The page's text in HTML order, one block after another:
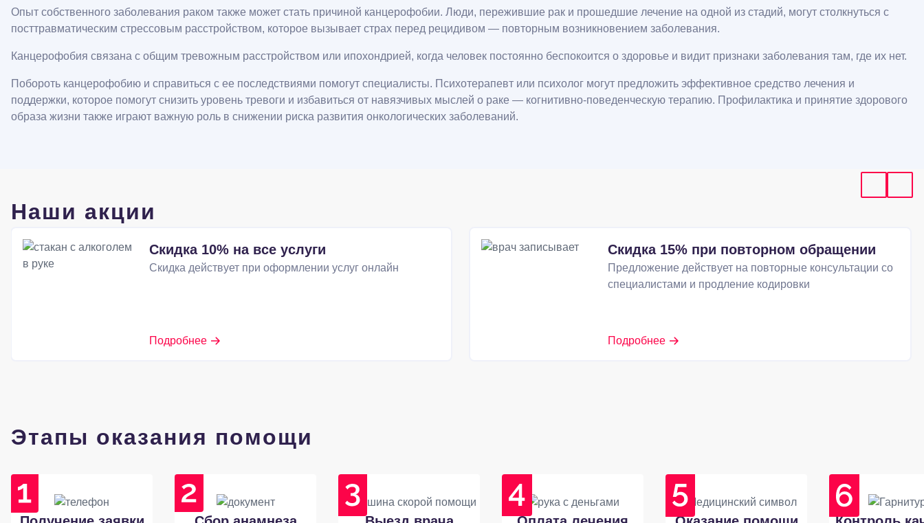
Опыт собственного заболевания раком также может стать причиной канцерофобии. Люди, пережившие рак и прошедшие лечение на одной из стадий, могут столкнуться с
посттравматическим стрессовым расстройством, которое вызывает страх перед рецидивом — повторным возникновением заболевания.
Канцерофобия связана с общим тревожным расстройством или ипохондрией, когда человек постоянно беспокоится о здоровье и видит признаки заболевания там, где их нет.
Побороть канцерофобию и справиться с ее последствиями помогут специалисты. Психотерапевт или психолог могут предложить эффективное средство лечения и
поддержки, которое помогут снизить уровень тревоги и избавиться от навязчивых мыслей о раке — когнитивно-поведенческую терапию. Профилактика и принятие здорового
образа жизни также играют важную роль в снижении риска развития онкологических заболеваний.
Наши акции
Скидка 10% на все услуги
Скидка действует при оформлении услуг онлайн
Подробнее
Скидка 15% при повторном обращении
Предложение действует на повторные консультации со
специалистами и продление кодировки
Подробнее
Этапы оказания помощи